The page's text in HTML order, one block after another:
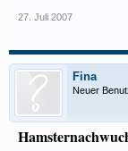
27. Juli 2007
Fina
Neuer